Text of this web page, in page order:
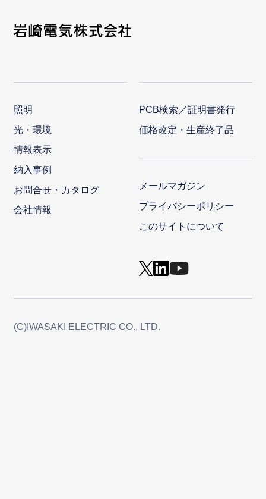
照明
光・環境
情報表示
納入事例
お問合せ・カタログ
会社情報
PCB検索／証明書発行
価格改定・生産終了品
メールマガジン
プライバシーポリシー
このサイトについて
(C)IWASAKI ELECTRIC CO., LTD.